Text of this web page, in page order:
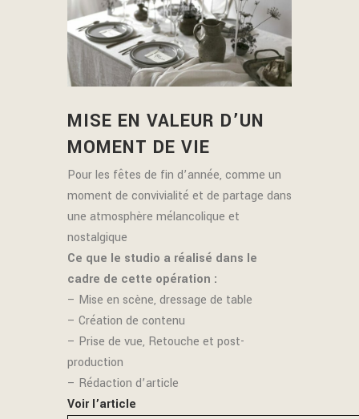
MISE EN VALEUR D’UN
MOMENT DE VIE
Pour les fêtes de fin d’année, comme un
moment de convivialité et de partage dans
une atmosphère mélancolique et
nostalgique
Ce que le studio a réalisé dans le
cadre de cette opération :
– Mise en scène, dressage de table
– Création de contenu
– Prise de vue, Retouche et post-
production
– Rédaction d’article
Voir l’article